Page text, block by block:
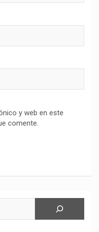
y web en este
comente.